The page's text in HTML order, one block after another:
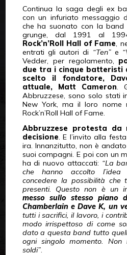
Continua la saga degli ex
con un infuriato messaggio
che ha suonato con la band
grunge, dal 1991 al
Rock’n’Roll Hall of Fame,
entrati gli autori di “Ten”e
Vedder, per regolamento,
due tra i cinque batteristi
scelto il fondatore,
attuale, Matt Cameron.
Abbruzzese, sono solo stati
New York, ma il loro nome
Rock’n’Roll Hall of Fame.
Abbruzzese protesta da
decisione. E l’invito alla
ira. Innanzitutto, non è
suoi compagni. E poi con un
ha di nuovo attaccati: “La
che hanno accolto l’idea
concedere la possibilità
presenti. Questo non è un
messo sullo stesso piano
Chamberlain e Dave K, un
tutti i sacrifici, il lavoro, i
modo irrispettoso di come
dato a questa band tutto
ogni singolo momento.
soldi”.